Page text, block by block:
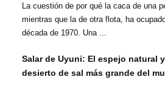
La cuestión de por qué la caca de una
mientras que la de otra flota, ha
década de 1970. Una ...
Salar de Uyuni: El espejo natural y
desierto de sal más grande del